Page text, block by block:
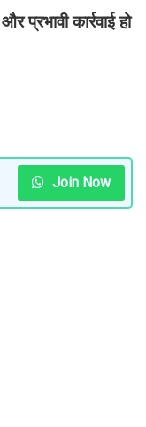
प्रभावी कार्रवाई हो
Join Now